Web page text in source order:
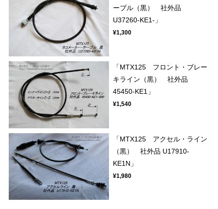
ーブル（黒） 社外品
U37260-KE1-」
¥1,300
「MTX125 フロント・ブレー
キライン（黒） 社外品
45450-KE1」
¥1,540
「MTX125 アクセル・ライン
（黒） 社外品 U17910-
KE1N」
¥1,980